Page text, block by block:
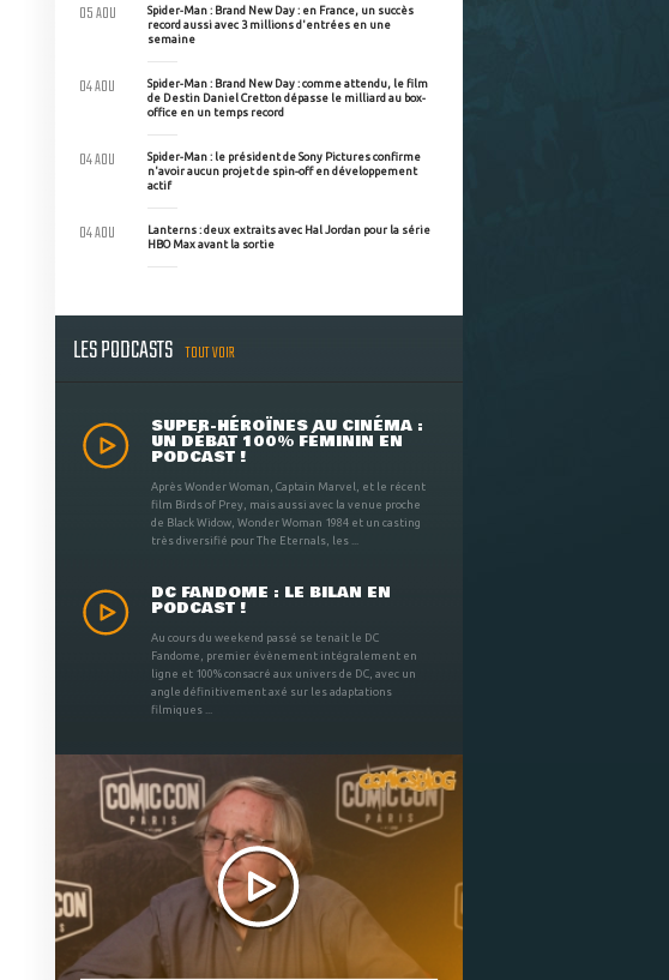
Spider-Man : Brand New Day : en France, un succès
record aussi avec 3 millions d'entrées en une
semaine
05 AOU
Spider-Man : Brand New Day : comme attendu, le film
de Destin Daniel Cretton dépasse le milliard au box-
office en un temps record
04 AOU
Spider-Man : le président de Sony Pictures confirme
n'avoir aucun projet de spin-off en développement
actif
04 AOU
Lanterns : deux extraits avec Hal Jordan pour la série
HBO Max avant la sortie
04 AOU
LES PODCASTS TOUT VOIR
SUPER-HÉROÏNES AU CINÉMA :
UN DÉBAT 100% FÉMININ EN
PODCAST !
Après Wonder Woman, Captain Marvel, et le récent
film Birds of Prey, mais aussi avec la venue proche
de Black Widow, Wonder Woman 1984 et un casting
très diversifié pour The Eternals, les ...
DC FANDOME : LE BILAN EN
PODCAST !
Au cours du weekend passé se tenait le DC
Fandome, premier évènement intégralement en
ligne et 100% consacré aux univers de DC, avec un
angle définitivement axé sur les adaptations
filmiques ...